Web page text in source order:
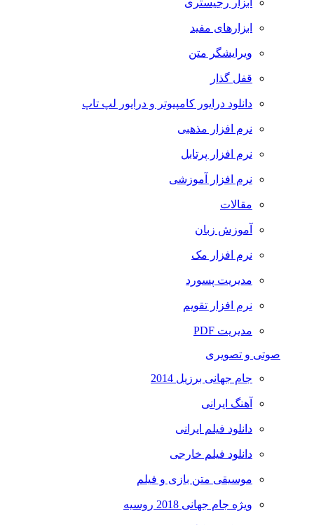
ابزار رجیستری
ابزارهای مفید
ویرایشگر متن
قفل گذار
دانلود درایور کامپیوتر و درایور لپ تاپ
نرم افزار مذهبی
نرم افزار پرتابل
نرم افزار آموزشی
مقالات
آموزش زبان
نرم افزار مک
مدیریت پسورد
نرم افزار تقویم
مدیریت PDF
صوتی و تصویری
جام جهانی برزیل 2014
آهنگ ایرانی
دانلود فیلم ایرانی
دانلود فیلم خارجی
موسیقی متن بازی و فیلم
ویژه جام جهانی 2018 روسیه